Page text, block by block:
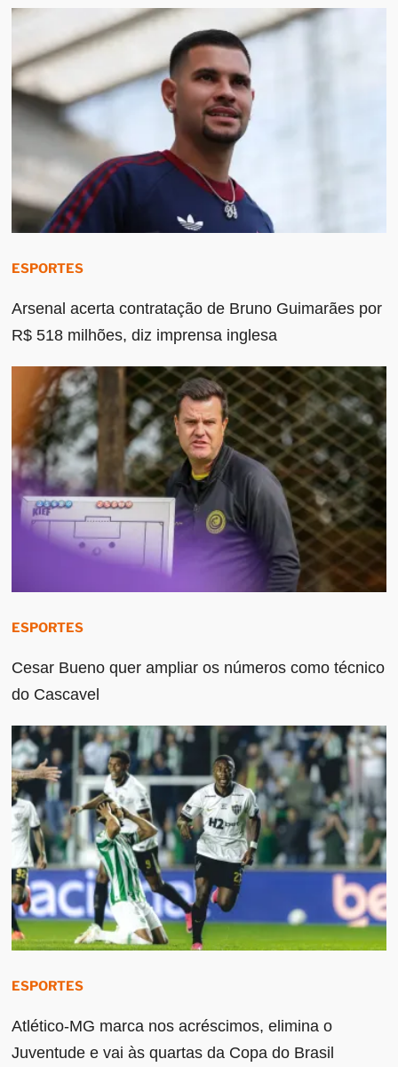
ESPORTES
Arsenal acerta contratação de Bruno Guimarães por
R$ 518 milhões, diz imprensa inglesa
ESPORTES
Cesar Bueno quer ampliar os números como técnico
do Cascavel
ESPORTES
Atlético-MG marca nos acréscimos, elimina o
Juventude e vai às quartas da Copa do Brasil